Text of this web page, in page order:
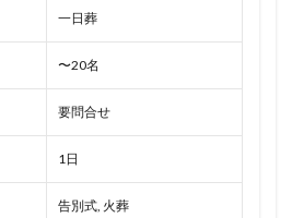
一日葬
〜20名
要問合せ
1日
告別式, 火葬